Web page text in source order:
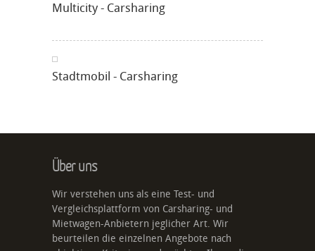
Multicity - Carsharing
Stadtmobil - Carsharing
Über uns
Wir verstehen uns als eine Test- und
Vergleichsplattform von Carsharing- und
Mietwagen-Anbietern jeglicher Art. Wir
beurteilen die einzelnen Angebote nach